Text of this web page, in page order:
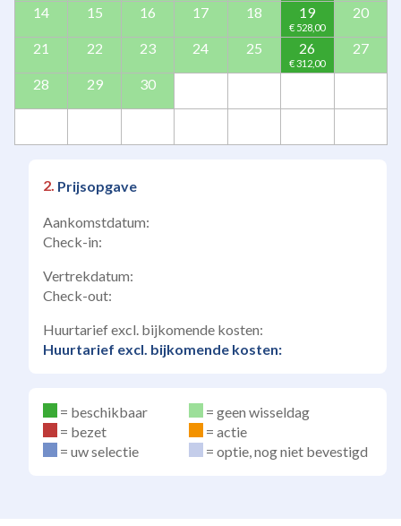
14 15 16 17 18 19 20
21 22 23 24 25 26 27
28 29 30
Prijsopgave
Aankomstdatum:
Check-in:
Vertrekdatum:
Check-out:
Huurtarief excl. bijkomende kosten:
Huurtarief excl. bijkomende kosten:
beschikbaar
geen wisseldag
bezet
actie
uw selectie
optie, nog niet bevestigd